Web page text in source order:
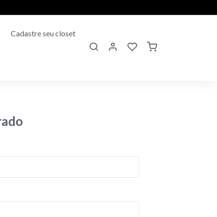
Cadastre seu closet